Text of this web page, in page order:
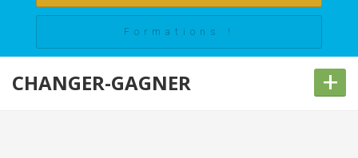
Formations !
CHANGER-GAGNER +